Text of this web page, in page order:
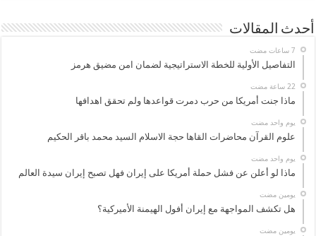
أحدث المقالات
التفاصيل الأولية للخطة الاستراتيجية لضمان امن مضيق هرمز
ماذا جنت أمريكا من حرب دمرت قواعدها ولم تحقق اهدافها
‏يوم واحد مضت
علوم القرآن محاضرات القاها حجة الاسلام السيد محمد باقر الحكيم
‏يوم واحد مضت
ماذا لو أعلن عن فشل حملة أمريكا على إيران فهل تصبح إيران سيدة العالم
‏يومين مضت
هل تكشف المواجهة مع إيران أفول الهيمنة الأميركية؟
‏يومين مضت